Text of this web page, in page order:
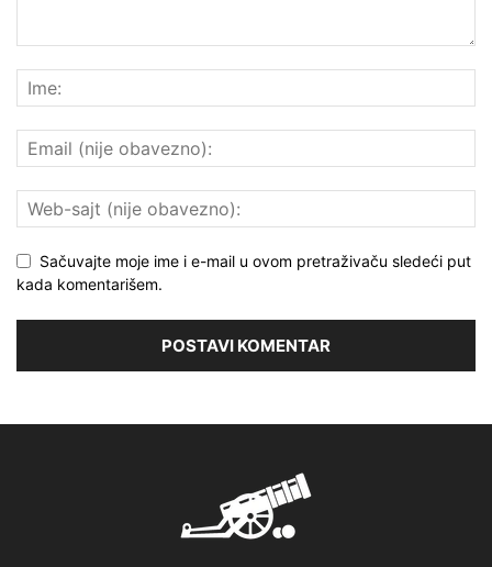
Sačuvajte moje ime i e-mail u ovom pretraživaču sledeći put
kada komentarišem.